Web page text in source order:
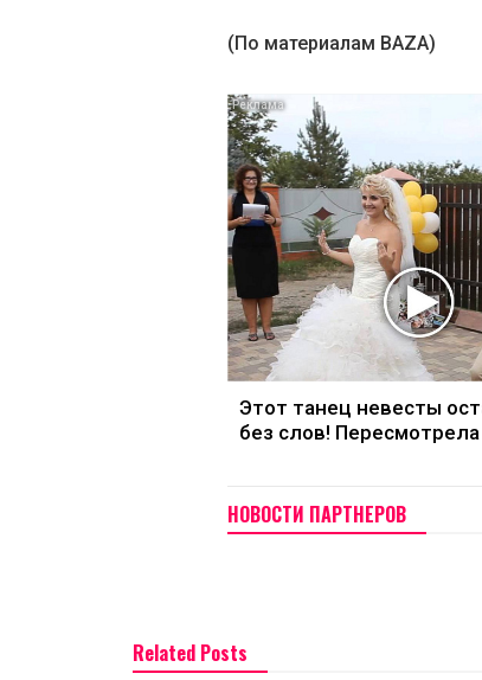
(По материалам BAZA)
Этот танец невесты
без слов! Пересмотрела
НОВОСТИ ПАРТНЕРОВ
Related Posts